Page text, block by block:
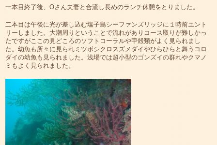
一本目終了後、Oさん夫妻と合流し長めのランチ休憩をとりました。
二本目は午後に光が差し込む塩子島シーファンズリッジに１時前エント
リーしました。大潮周りということで流れがありコース取りが難しかっ
たですがここの見どころのソフトコーラルや甲殻類がよく見られまし
た。幼魚も所々に見られミツボシクロスズメダイやひらひらと舞うコロ
ダイの幼魚も見られました。浅場では超小型のゴンズイの群れやクマノ
ミもよく見られました。